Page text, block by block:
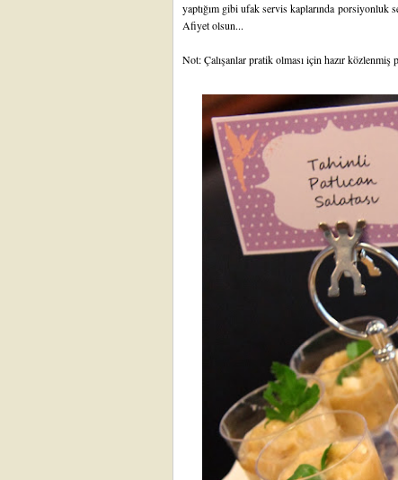
yaptığım gibi ufak servis kaplarında porsiyonluk
Afiyet olsun...
Not: Çalışanlar pratik olması için hazır közlenmiş